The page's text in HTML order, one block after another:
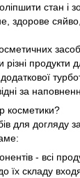
стан і
здорове
продукти
за
косметики?
для догляду
- всі
їх складу